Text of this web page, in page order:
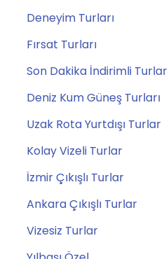
Deneyim Turları
Fırsat Turları
Son Dakika İndirimli Turlar
Deniz Kum Güneş Turları
Uzak Rota Yurtdışı Turlar
Kolay Vizeli Turlar
İzmir Çıkışlı Turlar
Ankara Çıkışlı Turlar
Vizesiz Turlar